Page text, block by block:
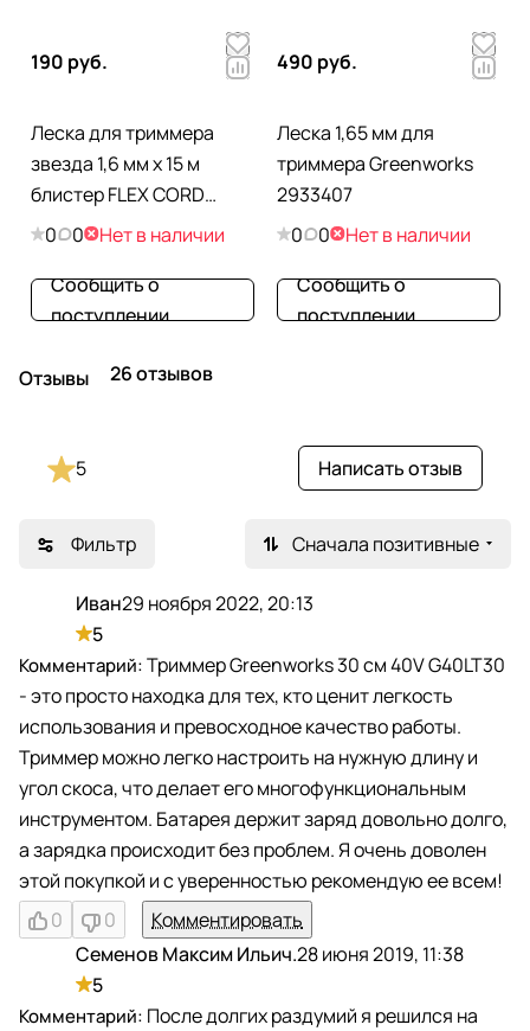
190 руб.
Леска для триммера
звезда 1,6 мм х 15 м
блистер FLEX CORD
DENZEL 96110
0 0
Нет в наличии
Сообщить о
поступлении
490 руб.
Леска 1,65 мм для
триммера Greenworks
2933407
0
0
Нет в наличии
Сообщить о
поступлении
Отзывы 26 отзывов
Фильтр Сначала позитивные
Иван29 ноября 2022, 20:13
5
Триммер Greenworks 30 см 40V G40LT30
- это просто находка для тех, кто ценит легкость
использования и превосходное качество работы.
Триммер можно легко настроить на нужную длину и
угол скоса, что делает его многофункциональным
инструментом. Батарея держит заряд довольно долго,
а зарядка происходит без проблем. Я очень доволен
этой покупкой и с уверенностью рекомендую ее всем!
0
0
Комментировать
Семенов Максим Ильич.28 июня 2019, 11:38
5
После долгих раздумий я решился на
5 Написать отзыв